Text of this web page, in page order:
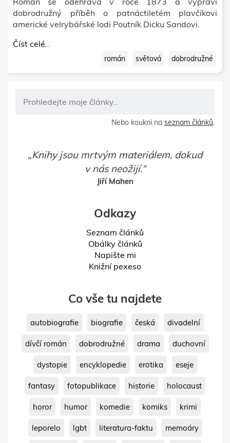
dobrodružný příběh o patnáctiletém plavčíkovi
americké velrybářské lodi Poutník Dicku Sandovi.
Číst celé..
román světová dobrodružné
Nebo koukni na seznam článků.
Knihy jsou mrtvým materiálem, dokud
v nás neožijí.
Jiří Mahen
Odkazy
Seznam článků
Obálky článků
Napište mi
Knižní pexeso
Co vše tu najdete
autobiografie biografie česká divadelní
dívčí román dobrodružné drama duchovní
dystopie encyklopedie erotika eseje
fantasy fotopublikace historie holocaust
horor humor komedie komiks krimi
leporelo lgbt literatura-faktu memoáry